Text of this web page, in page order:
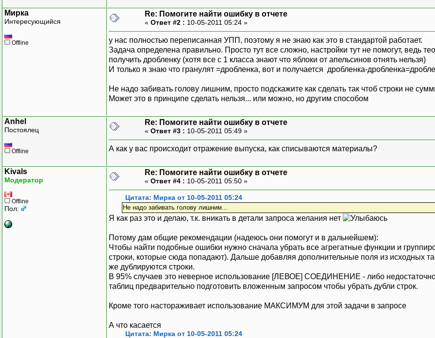
|
|
|
|
|
|{УПОРЯДОЧИТЬ ПО
|
Затрата.*}
|
СУММА(КоличествоВыпуск),
|
МАКСИМУМ(КоличествоСписание),
|ПО
|
|
Затрата
|{ИТОГИ ПО
|АВТОУПОРЯДОЧИВАНИЕ";
Мирка
Интересующийся
Offline
Re: Помогите найти ошибку в отчете
« Ответ #2 : 10-05-2011 05:24 »
у нас полностью переписанная УПП, поэтому я не знаю как это в стандартой работает.
Задача определена правильно. Просто тут все сложно, настройки тут не помогут, ведь
получить дробленку (хотя все с 1 класса знают что яблоки от апельсинов отнять нельзя)
И только я знаю что гранулят =дробленка, вот и получается дробленка-
Не надо забивать голову лишним, просто подскажите как сделать так чтоб строки не
Может это в принципе сделать нельзя... или можно, но другим способом
Anhel
Постоялец
Offline
Re: Помогите найти ошибку в отчете
« Ответ #3 : 10-05-2011 05:49 »
А как у вас происходит отражение выпуска, как списываются материалы?
Kivals
Модератор
Offline
Пол:
Re: Помогите найти ошибку в отчете
« Ответ #4 : 10-05-2011 05:50 »
Цитата: Мирка от 10-05-2011 05:24
Не надо забивать голову лишним...
Я как раз это и делаю, т.к. вникать в детали запроса желания нет
Потому дам общие рекомендации (надеюсь они помогут и в дальнейшем):
Чтобы найти подобные ошибки нужно сначала убрать все агрегатные функции и
строки, которые сюда попадают). Дальше добавляя дополнительные поля из исходных
же дублируются строки.
В 95% случаев это неверное использование [ЛЕВОЕ] СОЕДИНЕНИЕ - либо
таблиц предварительно подготовить вложенным запросом чтобы убрать дубли строк.
Кроме того настораживает использование МАКСИМУМ для этой задачи в запросе
А что касается
Цитата: Мирка от 10-05-2011 05:24